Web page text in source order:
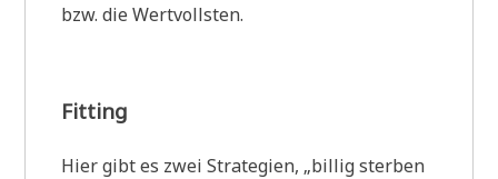
bzw. die Wertvollsten.
Fitting
Hier gibt es zwei Strategien, „billig sterben